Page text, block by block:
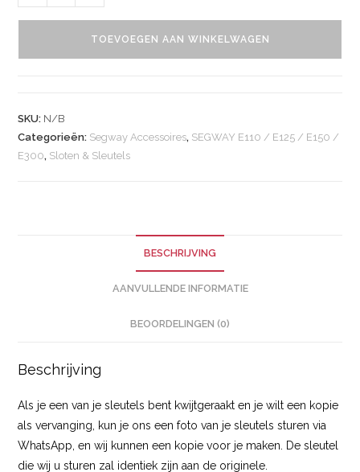
TOEVOEGEN AAN WINKELWAGEN
SKU: N/B
Categorieën: Segway Accessoires, SEGWAY E110 / E125 / E150 /
E300, Sloten & Sleutels
BESCHRIJVING
AANVULLENDE INFORMATIE
BEOORDELINGEN (0)
Beschrijving
Als je een van je sleutels bent kwijtgeraakt en je wilt een kopie
als vervanging, kun je ons een foto van je sleutels sturen via
WhatsApp, en wij kunnen een kopie voor je maken. De sleutel
die wij u sturen zal identiek zijn aan de originele.